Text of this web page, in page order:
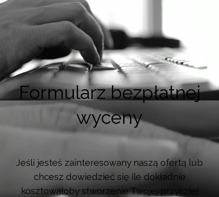
Formularz bezpłatnej
wyceny
Jeśli jesteś zainteresowany naszą ofertą lub
chcesz dowiedzieć się ile dokładnie
kosztowałoby stworzenie Twojej przyszłej